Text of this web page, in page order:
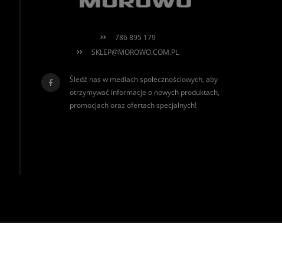
786 895 179
SKLEP@MOROWO.COM.PL
Śledź nas w mediach społecznościowych, aby
otrzymywać informacje o nowych produktach,
promocjach oraz ofertach specjalnych!